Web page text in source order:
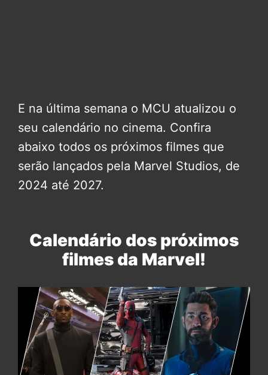
E na última semana o MCU atualizou o
seu calendário no cinema. Confira
abaixo todos os próximos filmes que
serão lançados pela Marvel Studios, de
2024 até 2027.
Calendário dos próximos
filmes da Marvel!